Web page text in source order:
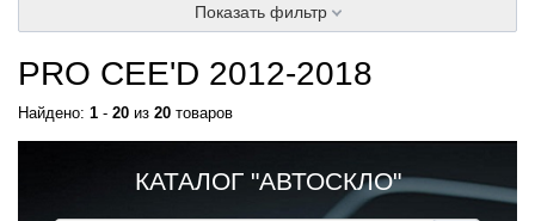
Показать фильтр
PRO CEE'D 2012-2018
Найдено: 1 - 20 из 20 товаров
КАТАЛОГ "АВТОСКЛО"